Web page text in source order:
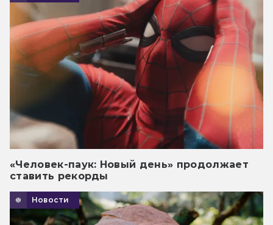
«Человек-паук: Новый день» продолжает
ставить рекорды
Новости